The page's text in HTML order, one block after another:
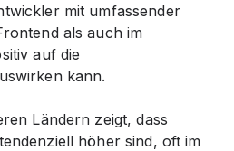
mit umfassender
als auch im
auf die
kann.
Ländern zeigt, dass
höher sind, oft im